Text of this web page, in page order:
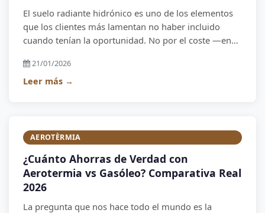
El suelo radiante hidrónico es uno de los elementos
que los clientes más lamentan no haber incluido
cuando tenían la oportunidad. No por el coste —en
cerrada la casa, incorporarlo supone una obra mayor.
21/01/2026
Leer más →
AEROTÈRMIA
¿Cuánto Ahorras de Verdad con
Aerotermia vs Gasóleo? Comparativa Real
2026
La pregunta que nos hace todo el mundo es la